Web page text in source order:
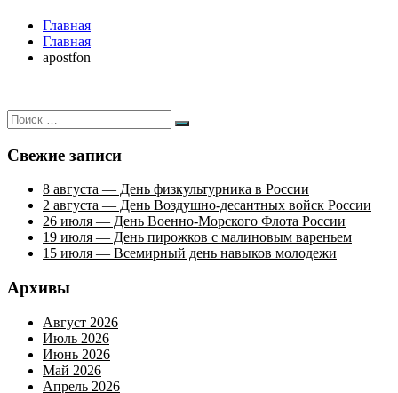
Главная
Главная
apostfon
Искать:
Поиск
Свежие записи
8 августа — День физкультурника в России
2 августа — День Воздушно-десантных войск России
26 июля — День Военно-Морского Флота России
19 июля — День пирожков с малиновым вареньем
15 июля — Всемирный день навыков молодежи
Архивы
Август 2026
Июль 2026
Июнь 2026
Май 2026
Апрель 2026